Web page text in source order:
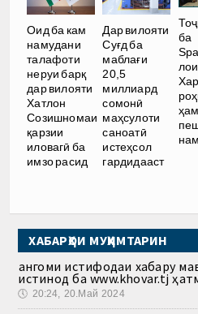
Оид ба кам
намудани
талафоти
неруи барқ
дар вилояти
Хатлон
Созишномаи
қарзии
иловагӣ ба
имзо расид
Дар вилояти
Суғд ба
маблағи
20,5
миллиард
сомонӣ
маҳсулоти
саноатӣ
истеҳсол
гардидааст
ба
ХАБАРҲОИ МУҲИМТАРИН
Ҳангоми истифодаи хабару
истинод ба www.khovar.tj
🕔 20:24, 20.Май 2024